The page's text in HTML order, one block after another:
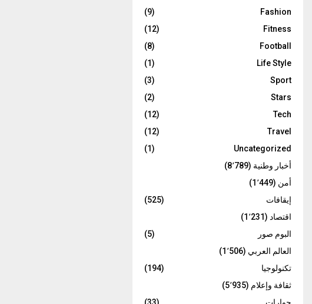
Fashion
(9)
Fitness
(12)
Football
(8)
Life Style
(1)
Sport
(3)
Stars
(2)
Tech
(12)
Travel
(12)
Uncategorized
(1)
أخبار وطنية (8٬789)
أمن (1٬449)
إيقافات
(525)
اقتصاد (1٬231)
البوم صور
(5)
العالم العربي (1٬506)
تكنولوجيا
(194)
ثقافة وإعلام (5٬935)